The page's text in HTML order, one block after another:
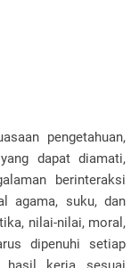
pengetahuan,
dapat diamati,
berinteraksi
agama, suku, dan
nilai-nilai, moral,
dipenuhi setiap